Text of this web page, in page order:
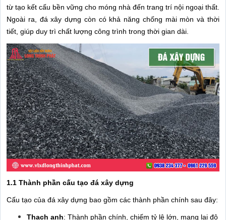
từ tạo kết cấu bền vững cho móng nhà đến trang trí nội ngoại thất.
Ngoài ra, đá xây dựng còn có khả năng chống mài mòn và thời
tiết, giúp duy trì chất lượng công trình trong thời gian dài.
1.1 Thành phần cấu tạo đá xây dựng
Cấu tạo của đá xây dựng bao gồm các thành phần chính sau đây:
Thạch anh: Thành phần chính, chiếm tỷ lệ lớn, mang lại độ